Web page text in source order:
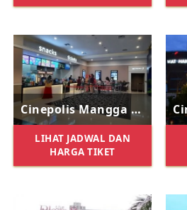
Cinepolis Mangga Dua Square
LIHAT JADWAL DAN
HARGA TIKET